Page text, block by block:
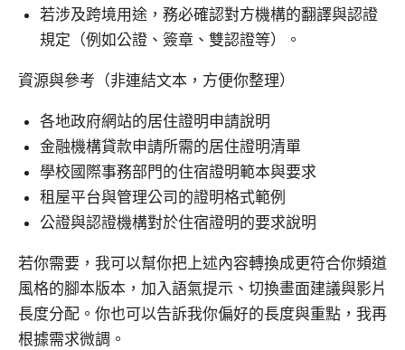
若涉及跨境用途，務必確認對方機構的翻譯與認證
規定（例如公證、簽章、雙認證等）。
資源與參考（非連結文本，方便你整理）
各地政府網站的居住證明申請說明
金融機構貸款申請所需的居住證明清單
學校國際事務部門的住宿證明範本與要求
租屋平台與管理公司的證明格式範例
公證與認證機構對於住宿證明的要求說明
若你需要，我可以幫你把上述內容轉換成更符合你頻道
風格的腳本版本，加入語氣提示、切換畫面建議與影片
長度分配。你也可以告訴我你偏好的長度與重點，我再
根據需求微調。